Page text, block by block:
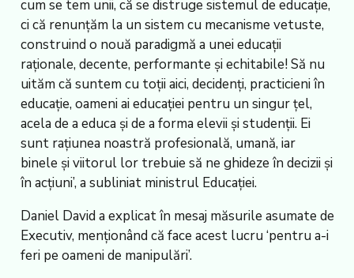
cum se tem unii, că se distruge sistemul de educație,
ci că renunțăm la un sistem cu mecanisme vetuste,
construind o nouă paradigmă a unei educații
raționale, decente, performante și echitabile! Să nu
uităm că suntem cu toții aici, decidenți, practicieni în
educație, oameni ai educației pentru un singur țel,
acela de a educa și de a forma elevii și studenții. Ei
sunt rațiunea noastră profesională, umană, iar
binele și viitorul lor trebuie să ne ghideze în decizii și
în acțiuni’, a subliniat ministrul Educației.
Daniel David a explicat în mesaj măsurile asumate de
Executiv, menționând că face acest lucru ‘pentru a-i
feri pe oameni de manipulări’.